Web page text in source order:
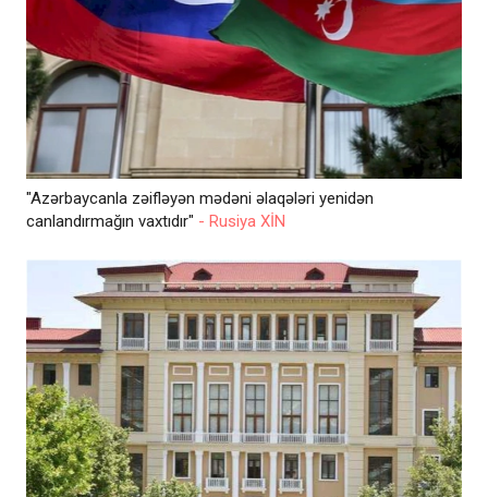
"Azərbaycanla zəifləyən mədəni əlaqələri yenidən
canlandırmağın vaxtıdır" - Rusiya XİN